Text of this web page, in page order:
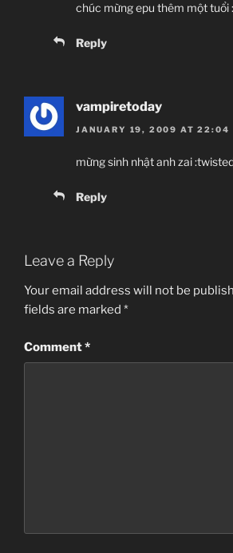
chúc mừng epu thêm một tuổi
Reply
vampiretoday
JANUARY 19, 2009 AT 22:04
mừng sinh nhật anh zai
Reply
Leave a Reply
Your email address will not be
fields are marked *
Comment*